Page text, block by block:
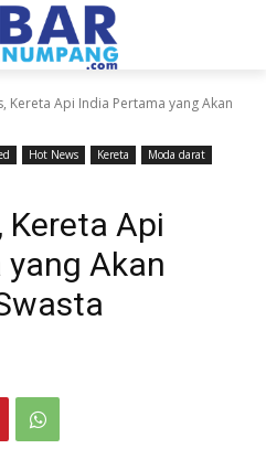
Kereta Api India Pertama yang Akan
Hot News Kereta
Moda darat
Kereta Api
Akan